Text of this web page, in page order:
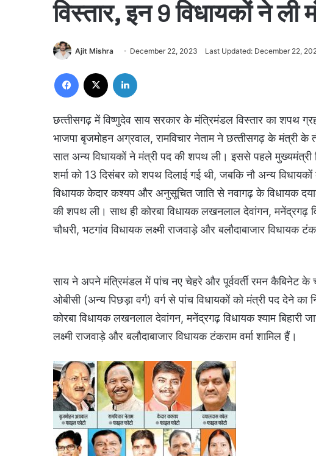
विस्तार, इन 9 विधायकों ने
Ajit Mishra December 22, 2023 Last Updated: December 22,
Facebook
छत्‍तीसगढ़ में विष्‍णुदेव साय सरकार के मंत्रिमंडल विस्तार का शपथ
भाजपा बृजमोहन अग्रवाल, रामविचार नेताम ने छत्‍तीसगढ़ के मंत्री
सात अन्य विधायकों ने मंत्री पद की शपथ ली। इससे पहले
शर्मा को 13 दिसंबर को शपथ दिलाई गई थी, जबकि नौ अन्य
विधायक केदार कश्यप और अनुसूचित जाति से नवागढ़ के विधायक
की शपथ ली। साथ ही कोरबा विधायक लखनलाल देवांगन, मनेंद्रगढ़
चौधरी, भटगांव विधायक लक्ष्मी राजवाड़े और बलौदाबाजार विधायक
साय ने अपने मंत्रिमंडल में पांच नए चेहरे और पूर्ववर्ती रमन कैबिनेट के
ओबीसी (अन्य पिछड़ा वर्ग) वर्ग से पांच विधायकों को मंत्री पद देने का
कोरबा विधायक लखनलाल देवांगन, मनेंद्रगढ़ विधायक श्याम बिहारी
लक्ष्मी राजवाड़े और बलौदाबाजार विधायक टंकराम वर्मा शामिल हैं।